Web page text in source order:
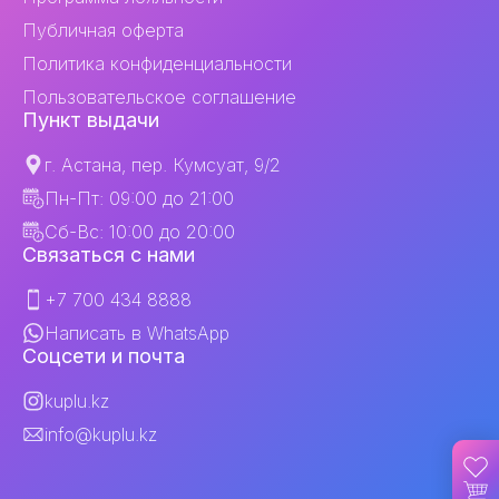
Публичная оферта
Политика конфиденциальности
Пользовательское соглашение
Пункт выдачи
г. Астана, пер. Кумсуат, 9/2
Пн-Пт: 09:00 до 21:00
Сб-Вс: 10:00 до 20:00
Связаться с нами
+7 700 434 8888
Написать в WhatsApp
Соцсети и почта
kuplu.kz
info@kuplu.kz